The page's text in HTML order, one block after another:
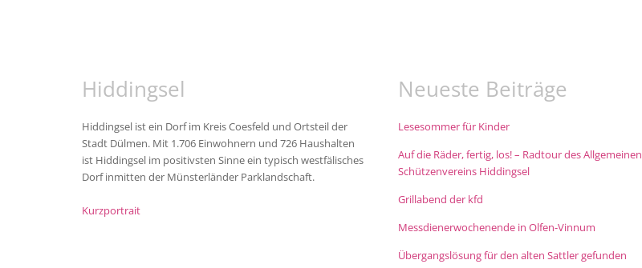
Hiddingsel
Hiddingsel ist ein Dorf im Kreis Coesfeld und Ortsteil der
Stadt Dülmen. Mit 1.706 Einwohnern und 726 Haushalten
ist Hiddingsel im positivsten Sinne ein typisch westfälisches
Dorf inmitten der Münsterländer Parklandschaft.
Kurzportrait
Neueste Beiträge
Lesesommer für Kinder
Auf die Räder, fertig, los! – Radtour des Allgemeinen
Schützenvereins Hiddingsel
Grillabend der kfd
Messdienerwochenende in Olfen-Vinnum
Übergangslösung für den alten Sattler gefunden